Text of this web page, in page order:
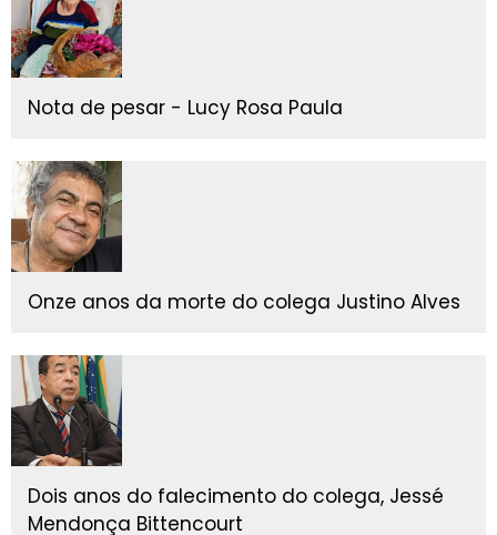
Nota de pesar - Lucy Rosa Paula
Onze anos da morte do colega Justino Alves
Dois anos do falecimento do colega, Jessé
Mendonça Bittencourt